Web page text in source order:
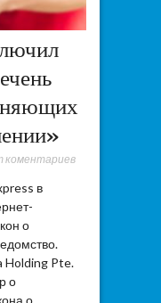
коментариев
в
о
Holding Pte.
о